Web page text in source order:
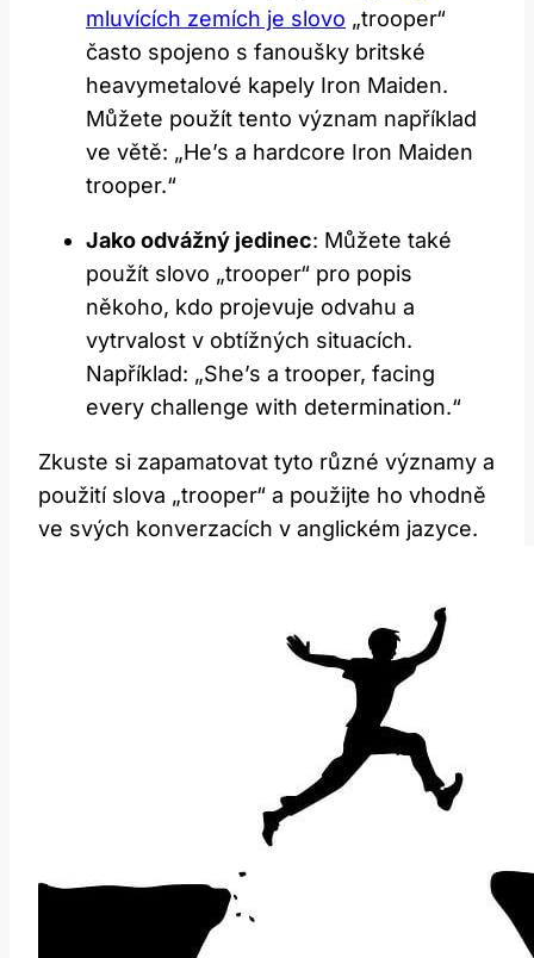
mluvících zemích je slovo „trooper“
často spojeno s fanoušky britské
heavymetalové kapely Iron Maiden.
Můžete použít tento význam například
ve větě: „He’s a hardcore Iron Maiden
trooper.“
Jako odvážný jedinec: Můžete také
použít slovo „trooper“ pro popis
někoho, kdo projevuje odvahu a
vytrvalost v obtížných situacích.
Například: „She’s a trooper, facing
every challenge with determination.“
Zkuste si zapamatovat tyto různé významy a
použití slova „trooper“ a použijte ho vhodně
ve svých konverzacích v anglickém jazyce.